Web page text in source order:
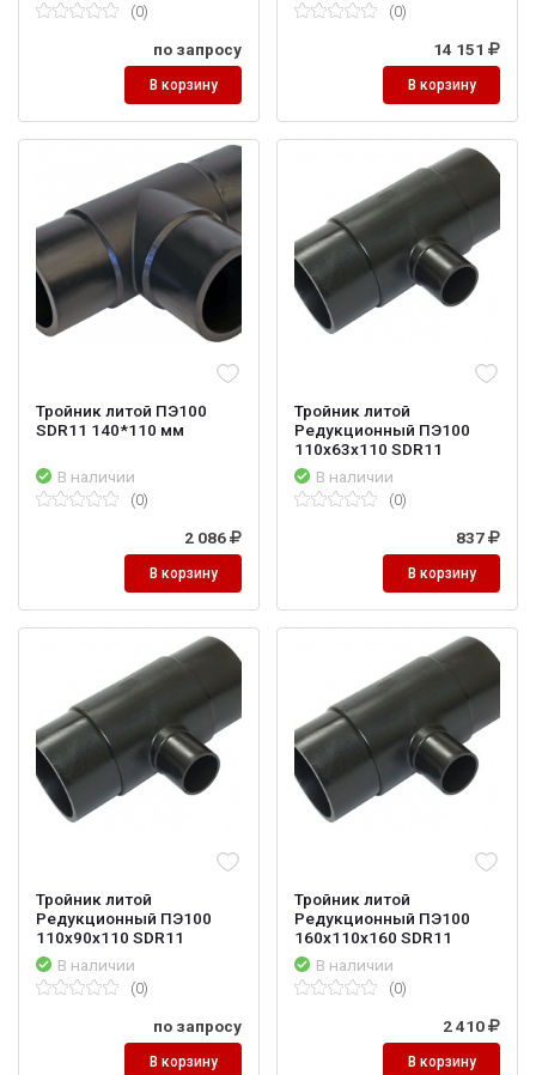
(0)
по запросу
В корзину
(0)
14 151
В корзину
Тройник литой ПЭ100
SDR11 140*110 мм
В наличии
(0)
2 086
В корзину
Тройник литой
Редукционный ПЭ100
110х63х110 SDR11
В наличии
(0)
837
В корзину
Тройник литой
Редукционный ПЭ100
110х90х110 SDR11
В наличии
(0)
по запросу
В корзину
Тройник литой
Редукционный ПЭ100
160х110х160 SDR11
В наличии
(0)
2 410
В корзину